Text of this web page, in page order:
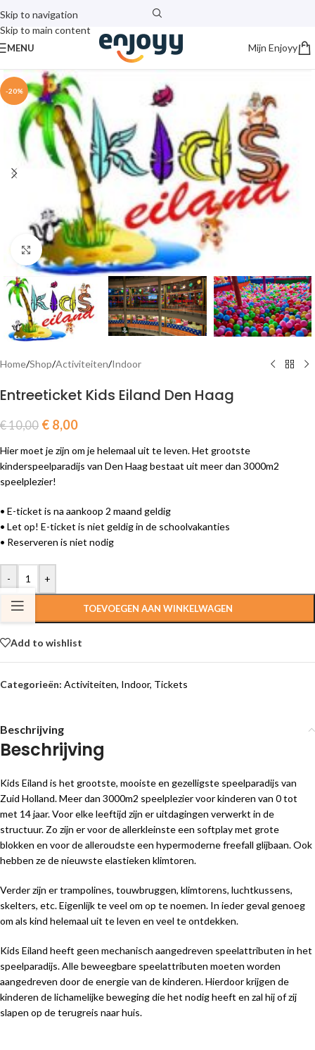
Skip to navigation
Skip to main content
MENU Mijn Enjoyy
-20%
Click to enlarge
Home/Shop/Activiteiten/Indoor
Entreeticket Kids Eiland Den Haag
€10,00 € 8,00
Hier moet je zijn om je helemaal uit te leven. Het grootste
kinderspeelparadijs van Den Haag bestaat uit meer dan 3000m2
speelplezier!
• E-ticket is na aankoop 2 maand geldig
• Let op! E-ticket is niet geldig in de schoolvakanties
• Reserveren is niet nodig
- +
TOEVOEGEN AAN WINKELWAGEN
Add to wishlist
Categorieën: Activiteiten, Indoor, Tickets
Beschrijving
Beschrijving
Kids Eiland is het grootste, mooiste en gezelligste speelparadijs van
Zuid Holland. Meer dan 3000m2 speelplezier voor kinderen van 0 tot
met 14 jaar. Voor elke leeftijd zijn er uitdagingen verwerkt in de
structuur. Zo zijn er voor de allerkleinste een softplay met grote
blokken en voor de alleroudste een hypermoderne freefall glijbaan. Ook
hebben ze de nieuwste elastieken klimtoren.
Verder zijn er trampolines, touwbruggen, klimtorens, luchtkussens,
skelters, etc. Eigenlijk te veel om op te noemen. In ieder geval genoeg
om als kind helemaal uit te leven en veel te ontdekken.
Kids Eiland heeft geen mechanisch aangedreven speelattributen in het
speelparadijs. Alle beweegbare speelattributen moeten worden
aangedreven door de energie van de kinderen. Hierdoor krijgen de
kinderen de lichamelijke beweging die het nodig heeft en zal hij of zij
slapen op de terugreis naar huis.